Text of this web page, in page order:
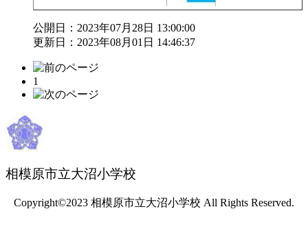
公開日：2023年07月28日 13:00:00
更新日：2023年08月01日 14:46:37
1
相模原市立大沼小学校
Copyright©2023 相模原市立大沼小学校 All Rights Reserved.